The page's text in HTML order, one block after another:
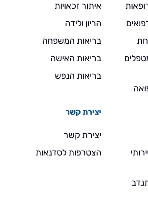
איתור זכאויות
הריון ולידה
בריאות המשפחה
בריאות האישה
בריאות הנפש
יצירת קשר
יצירת קשר
הצטרפות לסדנאות